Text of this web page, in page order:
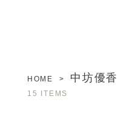
HOME > 中坊優香
15 ITEMS